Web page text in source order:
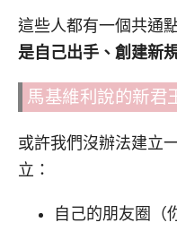
這些人都有一個共通
是自己出手、創建新
馬基維利說的新君
或許我們沒辦法建立
立：
自己的朋友圈（